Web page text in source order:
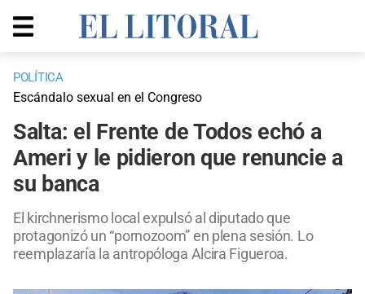
POLÍTICA
Escándalo sexual en el Congreso
Salta: el Frente de Todos echó a
Ameri y le pidieron que renuncie a
su banca
El kirchnerismo local expulsó al diputado que
protagonizó un “pornozoom” en plena sesión. Lo
reemplazaría la antropóloga Alcira Figueroa.